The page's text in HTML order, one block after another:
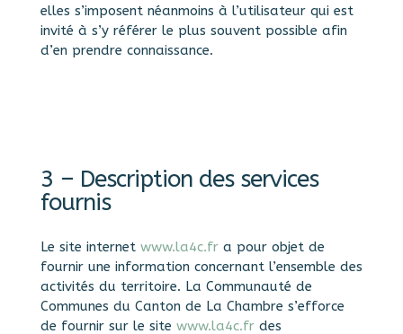
elles s’imposent néanmoins à l’utilisateur qui est
invité à s’y référer le plus souvent possible afin
d’en prendre connaissance.
3 – Description des services
fournis
Le site internet www.la4c.fra pour objet de
fournir une information concernant l’ensemble des
activités du territoire. La Communauté de
Communes du Canton de La Chambre s’efforce
de fournir sur le site www.la4c.frdes